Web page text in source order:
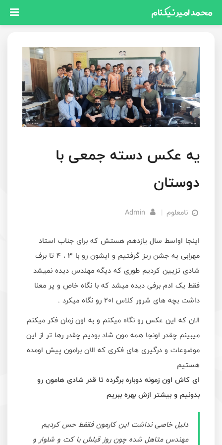
محمد امیر نیکنام
یه عکس دسته جمعی با
دوستان
نامعلوم |
اینجا اواسط سال یازدهم هستش که برای جناب استاد
مهرابی یه جشن ریز گرفتیم و ایشون رو با 3 ، 4 تا برف
شادی تزیین کردیم طوری که دیگه مهندس دیده نمیشد
فقط یک ادم برفی دیده میشد که با نگاه خاص و پر معنا
داشت بچه های شرور کلاس 201 رو نگاه میکرد .
الان که این عکس رو نگاه میکنم و به اون زمان فکر میکنم
میبینم چقدر اونجا همه مون شاد بودیم چقدر رها تر از این
موضوعات و درگیری های فکری که الان برامون پیش اومده
هستیم
ای کاش اون زمونه دوباره برگرده تا قدر شادی هامون رو
بدونیم و بیشتر ازش بهره ببریم
دلیل خاصی نداشت این کارمون فقفط حس کردیم
مهندس متاهل شده چون روز قبلش با کت و شلوار و
رنگ اصلی